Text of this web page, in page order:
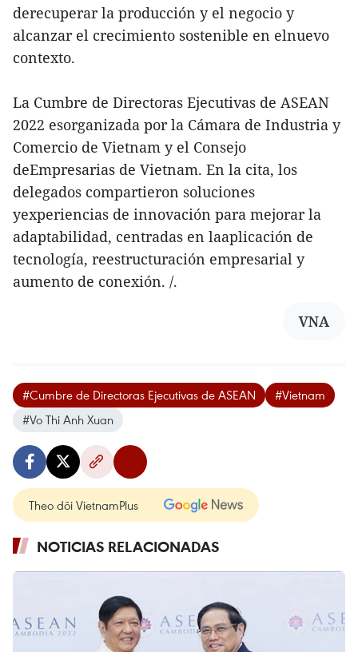
derecuperar la producción y el negocio y
alcanzar el crecimiento sostenible en elnuevo
contexto.
La Cumbre de Directoras Ejecutivas de ASEAN
2022 esorganizada por la Cámara de Industria y
Comercio de Vietnam y el Consejo
deEmpresarias de Vietnam. En la cita, los
delegados compartieron soluciones
yexperiencias de innovación para mejorar la
adaptabilidad, centradas en laaplicación de
tecnología, reestructuración empresarial y
aumento de conexión. /.
VNA
#Cumbre de Directoras Ejecutivas de ASEAN
#Vietnam
#Vo Thi Anh Xuan
Theo dõi VietnamPlus
NOTICIAS RELACIONADAS